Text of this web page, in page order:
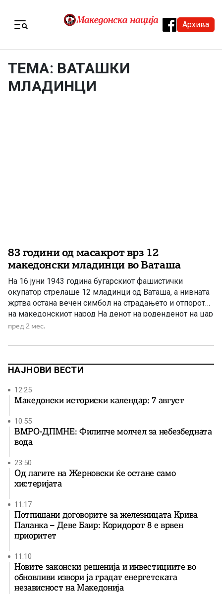
Архива
ТЕМА: ВАТАШКИ
МЛАДИНЦИ
83 години од масакрот врз 12
македонски младинци во Ваташа
На 16 јуни 1943 година бугарскиот фашистички
окупатор стрелаше 12 младинци од Ваташа, а нивната
жртва остана вечен симбол на страдањето и отпорот
на македонскиот народ На денот на роденденот на цар
Борис III, во екот на офанзивата против македонските
сили ги одведоа младинците и ги стрелаа кај месноста
пред 2 мес.
НАЈНОВИ ВЕСТИ
12:25
Македонски историски календар: 7 август
10:55
ВМРО-ДПМНЕ: Филипче молчел за небезбедната
вода
23:50
Од лагите на Жерновски ќе остане само
хистеријата
11:17
Потпишани договорите за железницата Крива
Паланка – Деве Баир: Коридорот 8 е врвен
приоритет
11:10
Новите законски решенија и инвестициите во
обновливи извори ја градат енергетската
независност на Македонија